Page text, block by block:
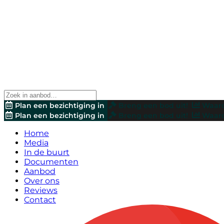
Plan een bezichtiging in Breng een bod uit!
Plan een bezichtiging in
Breng een bod uit!
Home
Media
In de buurt
Documenten
Aanbod
Over ons
Reviews
Contact